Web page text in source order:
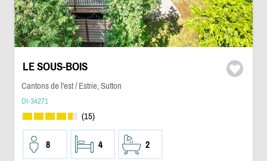
LE SOUS-BOIS
Cantons de l'est / Estrie, Sutton
DI-34271
(15)
8 4 2